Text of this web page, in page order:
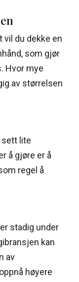
vil du dekke en
som gjør
Hvor mye
av størrelsen
sett lite
å gjøre er å
regel å
stadig under
kan
av
høyere